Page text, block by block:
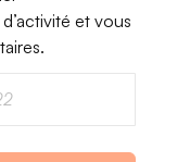
et vous